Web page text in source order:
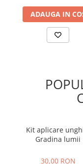
ADAUGA IN
Kit aplicare
Gradina lumii
30,00 RON